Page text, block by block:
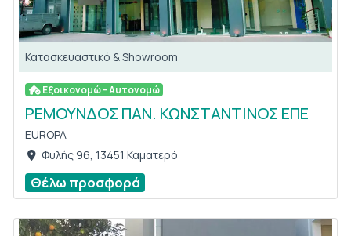
Κατασκευαστικό & Showroom
Εξοικονομώ - Αυτονομώ
ΡΕΜΟΥΝΔΟΣ ΠΑΝ. ΚΩΝΣΤΑΝΤΙΝΟΣ ΕΠΕ
EUROPA
Φυλής 96, 13451 Καματερό
Θέλω προσφορά